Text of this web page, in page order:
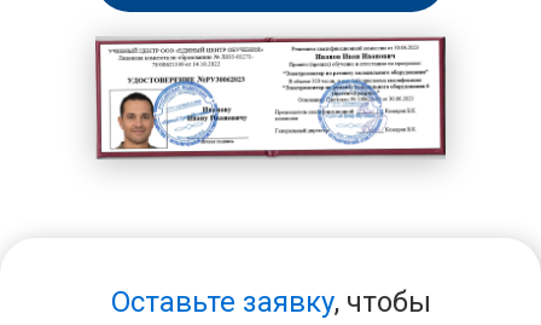
Оставьте заявку, чтобы